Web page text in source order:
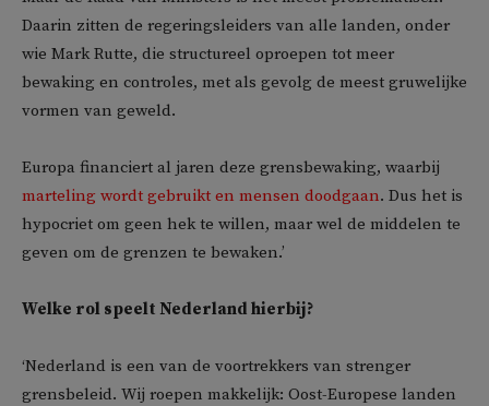
Daarin zitten de regeringsleiders van alle landen, onder
wie Mark Rutte, die structureel oproepen tot meer
bewaking en controles, met als gevolg de meest gruwelijke
vormen van geweld.
Europa financiert al jaren deze grensbewaking, waarbij
marteling wordt gebruikt en mensen doodgaan. Dus het is
hypocriet om geen hek te willen, maar wel de middelen te
geven om de grenzen te bewaken.’
Welke rol speelt Nederland hierbij?
‘Nederland is een van de voortrekkers van strenger
grensbeleid. Wij roepen makkelijk: Oost-Europese landen